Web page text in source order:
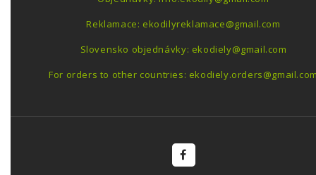
Reklamace: ekodilyreklamace@gmail.com
Slovensko objednávky: ekodiely@gmail.com
For orders to other countries: